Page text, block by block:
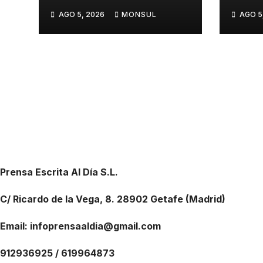
millones de euros
las obras para
mejorar la
AGO 5, 2026 MONSUL AGO
Prensa Escrita Al Día S.L.
C/ Ricardo de la Vega, 8. 28902 Getafe (Madrid)
Email: infoprensaaldia@gmail.com
912936925 / 619964873